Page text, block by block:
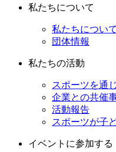
私たちについて
私たちについて
団体情報
私たちの活動
スポーツを通
企業との共催
活動報告
スポーツが子
イベントに参加する